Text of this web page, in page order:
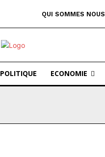
QUI SOMMES NOUS
POLITIQUE ECONOMIE